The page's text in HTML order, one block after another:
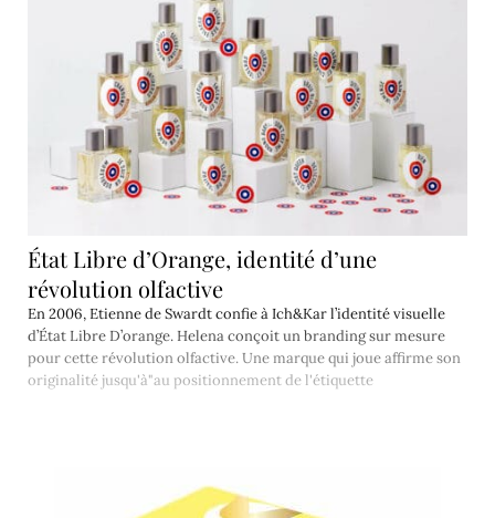
État Libre d’Orange, identité d’une
révolution olfactive
En 2006, Etienne de Swardt confie à Ich&Kar l’identité visuelle
d’État Libre D’orange. Helena conçoit un branding sur mesure
pour cette révolution olfactive. Une marque qui joue affirme son
originalité jusqu'à"au positionnement de l'étiquette